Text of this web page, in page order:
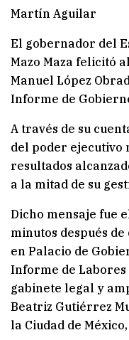
Martín Aguilar
El gobernador del
Mazo Maza felicitó
Manuel López
Informe de
A través de su
del poder ejecutivo
resultados
a la mitad de su
Dicho mensaje fue
minutos después
en Palacio de
Informe de
gabinete legal y
Beatriz Gutiérrez
la Ciudad de